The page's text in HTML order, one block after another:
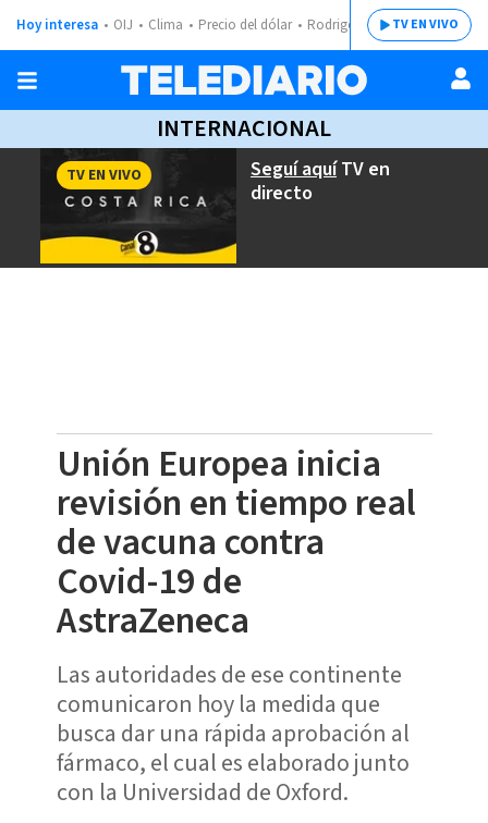
Hoy interesa OIJ Clima Precio del dólar Rodrigo ChavesTV EN VIVO
INTERNACIONAL
Seguí aquíTV en
directo
TV EN VIVO
Unión Europea inicia
revisión en tiempo real
de vacuna contra
Covid-19 de
AstraZeneca
Las autoridades de ese continente
comunicaron hoy la medida que
busca dar una rápida aprobación al
fármaco, el cual es elaborado junto
con la Universidad de Oxford.